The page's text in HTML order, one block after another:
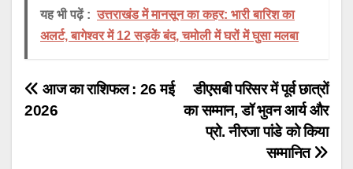
यह भी पढ़ें : उत्तराखंड में मानसून का कहर: भारी बारिश का
अलर्ट, बागेश्वर में 12 सड़कें बंद, चमोली में घरों में घुसा मलबा
Post
डीएसबी परिसर में पूर्व छात्रों
का सम्मान, डॉ भुवन आर्य और
प्रो. नीरजा पांडे को किया
सम्मानित
आज का राशिफल : 26 मई
2026